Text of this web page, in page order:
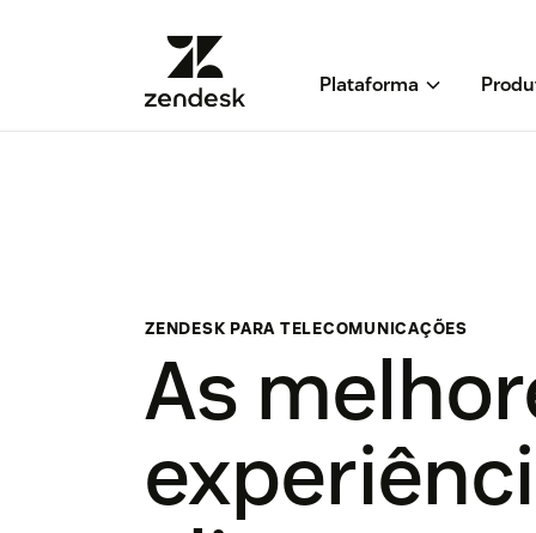
Plataforma
ZENDESK PARA TELECOMUNICAÇÕES
As